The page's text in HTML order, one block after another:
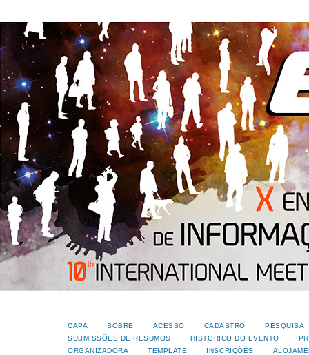
CAPA SOBRE ACESSO CADASTRO
PESQUISA
SUBMISSÕES DE RESUMOS
HISTÓRICO DO EVENTO
ORGANIZADORA
TEMPLATE INSCRIÇÕES